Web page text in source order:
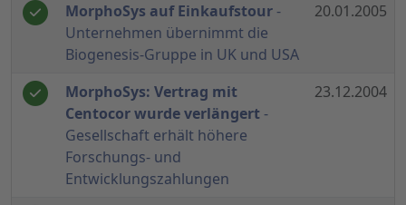
MorphoSys auf Einkaufstour -
Unternehmen übernimmt die
Biogenesis-Gruppe in UK und USA
20.01.2005
MorphoSys: Vertrag mit
Centocor wurde verlängert-
Gesellschaft erhält höhere
Forschungs- und
Entwicklungszahlungen
23.12.2004